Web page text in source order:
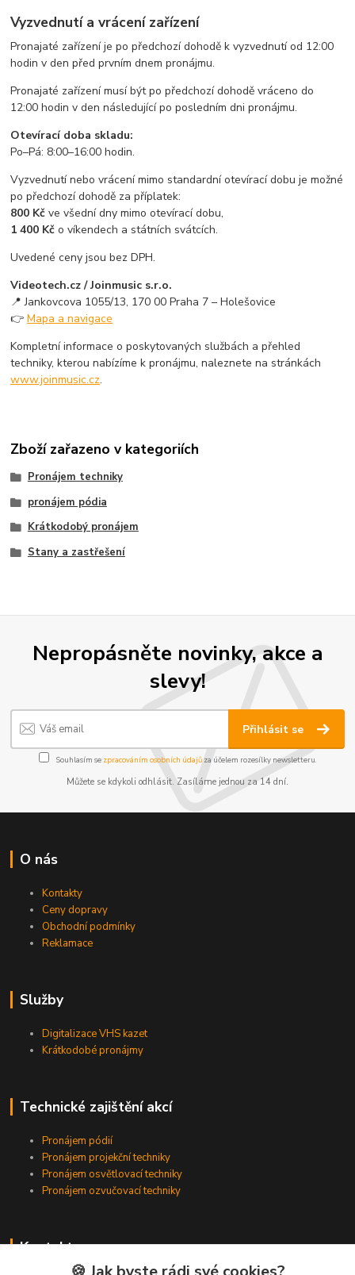
Vyzvednutí a vrácení zařízení
Pronajaté zařízení je po předchozí dohodě k vyzvednutí od 12:00
hodin v den před prvním dnem pronájmu.
Pronajaté zařízení musí být po předchozí dohodě vráceno do
12:00 hodin v den následující po posledním dni pronájmu.
Otevírací doba skladu:
Po–Pá: 8:00–16:00 hodin.
Vyzvednutí nebo vrácení mimo standardní otevírací dobu je možné
po předchozí dohodě za příplatek:
800 Kč ve všední dny mimo otevírací dobu,
1 400 Kč o víkendech a státních svátcích.
Uvedené ceny jsou bez DPH.
Videotech.cz / Joinmusic s.r.o.
📍 Jankovcova 1055/13, 170 00 Praha 7 – Holešovice
👉Mapa a navigace
Kompletní informace o poskytovaných službách a přehled
techniky, kterou nabízíme k pronájmu, naleznete na stránkách
www.joinmusic.cz.
Zboží zařazeno v kategoriích
Pronájem techniky
pronájem pódia
Krátkodobý pronájem
Stany a zastřešení
Nepropásněte novinky, akce a
slevy!
Přihlásit se
Souhlasím se zpracováním osobních údajůza účelem rozesílky newsletteru.
Můžete se kdykoli odhlásit. Zasíláme jednou za 14 dní.
O nás
Kontakty
Ceny dopravy
Obchodní podmínky
Reklamace
Služby
Digitalizace VHS kazet
Krátkodobé pronájmy
Technické zajištění akcí
Pronájem pódií
Pronájem projekční techniky
Pronájem osvětlovací techniky
Pronájem ozvučovací techniky
Kontakty